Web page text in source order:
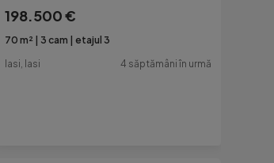
198.500 €
70 m² 3 cam
etajul 3
Iasi, Iasi
4 săptămâni în urmă